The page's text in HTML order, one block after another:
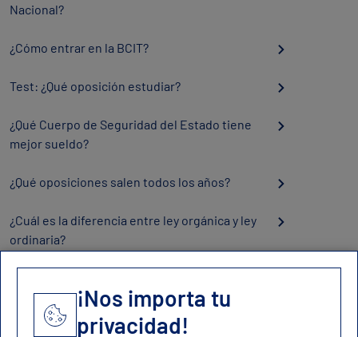
Nacional?
¿Cómo entrar en la BCIT?
Test: ¿Qué oposición estudiar?
¿Qué Cuerpo de Seguridad del Estado tiene
mejor sueldo?
¿Qué oposiciones salen todos los años?
¿Cuál es la diferencia entre ley orgánica y ley
ordinaria?
¡Nos importa tu
privacidad!